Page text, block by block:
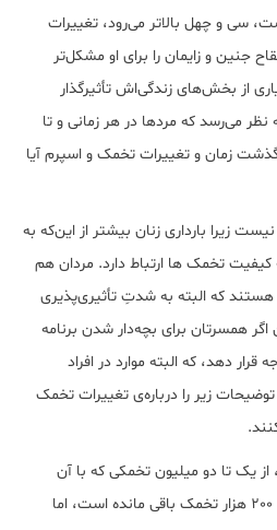
سی و چهل بالاتر می‌رود، تغییرات
جنین و زایمان را برای او مشکل‌تر
از بخش‌های زندگی‌اش تأثیرگذار
می‌رسد که مردها در هر زمانی و تا
زمان و تغییرات تخمک و اسپرم آیا
زیرا بارداری زنان بیشتر از این‌که به
تخمک ها ارتباط دارد. مردان هم
که البته به شدتِ تأثیری‌پذیری
همسرتان برای بچه‌‌دار شدن برنامه‌
قرار دهد، که البته موارد در افراد
زیر را درباره‌ی‌ تغییرات تخمک
یک تا دو میلیون تخمکی که با آن
به دنیا آمده‌اند، فقط 100 تا 200 هزار تخمک باقی مانده است، اما